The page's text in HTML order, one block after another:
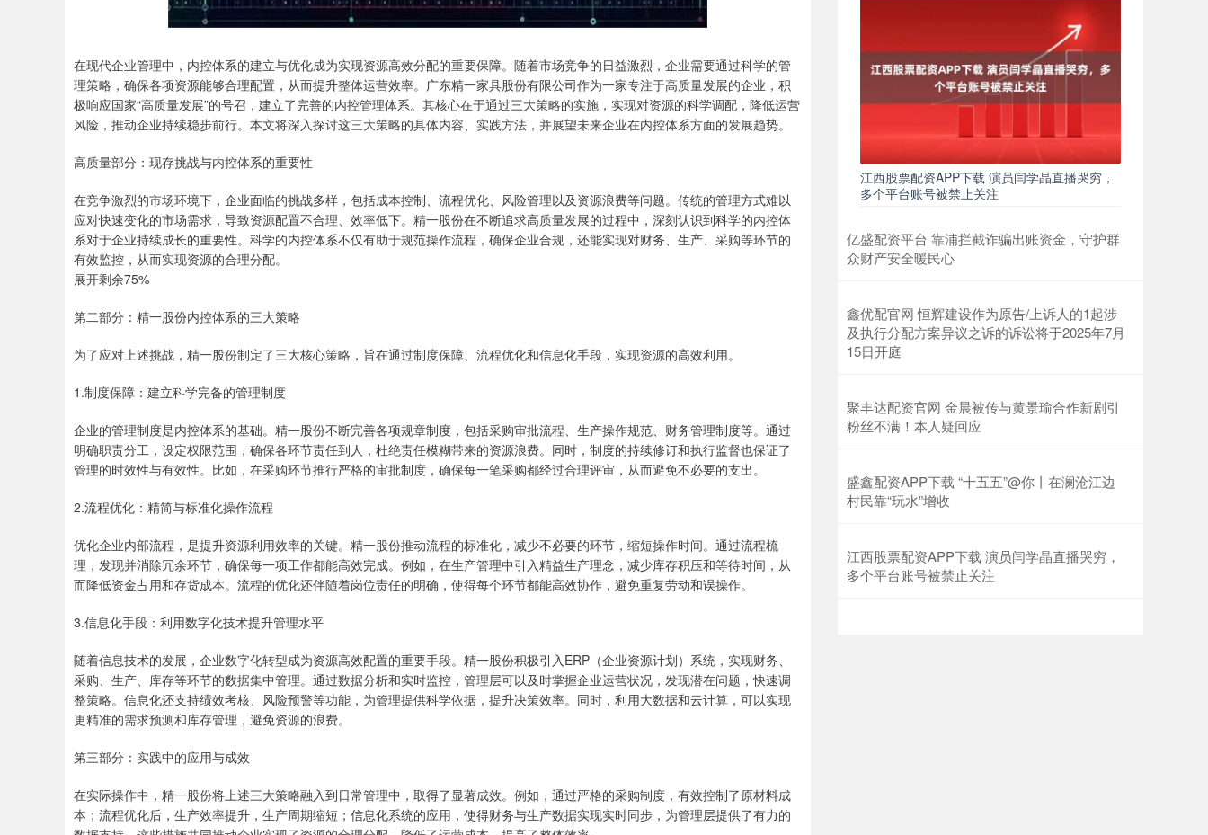
在现代企业管理中，内控体系的建立与优化成为实现资源高效分配的重要保障。随着市场竞争的日益激烈，企业需要通过科学的管
理策略，确保各项资源能够合理配置，从而提升整体运营效率。广东精一家具股份有限公司作为一家专注于高质量发展的企业，积
极响应国家“高质量发展”的号召，建立了完善的内控管理体系。其核心在于通过三大策略的实施，实现对资源的科学调配，降低运营
风险，推动企业持续稳步前行。本文将深入探讨这三大策略的具体内容、实践方法，并展望未来企业在内控体系方面的发展趋势。
高质量部分：现存挑战与内控体系的重要性
在竞争激烈的市场环境下，企业面临的挑战多样，包括成本控制、流程优化、风险管理以及资源浪费等问题。传统的管理方式难以
应对快速变化的市场需求，导致资源配置不合理、效率低下。精一股份在不断追求高质量发展的过程中，深刻认识到科学的内控体
系对于企业持续成长的重要性。科学的内控体系不仅有助于规范操作流程，确保企业合规，还能实现对财务、生产、采购等环节的
有效监控，从而实现资源的合理分配。
展开剩余75%
第二部分：精一股份内控体系的三大策略
为了应对上述挑战，精一股份制定了三大核心策略，旨在通过制度保障、流程优化和信息化手段，实现资源的高效利用。
1.制度保障：建立科学完备的管理制度
企业的管理制度是内控体系的基础。精一股份不断完善各项规章制度，包括采购审批流程、生产操作规范、财务管理制度等。通过
明确职责分工，设定权限范围，确保各环节责任到人，杜绝责任模糊带来的资源浪费。同时，制度的持续修订和执行监督也保证了
管理的时效性与有效性。比如，在采购环节推行严格的审批制度，确保每一笔采购都经过合理评审，从而避免不必要的支出。
2.流程优化：精简与标准化操作流程
优化企业内部流程，是提升资源利用效率的关键。精一股份推动流程的标准化，减少不必要的环节，缩短操作时间。通过流程梳
理，发现并消除冗余环节，确保每一项工作都能高效完成。例如，在生产管理中引入精益生产理念，减少库存积压和等待时间，从
而降低资金占用和存货成本。流程的优化还伴随着岗位责任的明确，使得每个环节都能高效协作，避免重复劳动和误操作。
3.信息化手段：利用数字化技术提升管理水平
随着信息技术的发展，企业数字化转型成为资源高效配置的重要手段。精一股份积极引入ERP（企业资源计划）系统，实现财务、
采购、生产、库存等环节的数据集中管理。通过数据分析和实时监控，管理层可以及时掌握企业运营状况，发现潜在问题，快速调
整策略。信息化还支持绩效考核、风险预警等功能，为管理提供科学依据，提升决策效率。同时，利用大数据和云计算，可以实现
更精准的需求预测和库存管理，避免资源的浪费。
第三部分：实践中的应用与成效
在实际操作中，精一股份将上述三大策略融入到日常管理中，取得了显著成效。例如，通过严格的采购制度，有效控制了原材料成
本；流程优化后，生产效率提升，生产周期缩短；信息化系统的应用，使得财务与生产数据实现实时同步，为管理层提供了有力的
江西股票配资APP下载 演员闫学晶直播哭穷，
多个平台账号被禁止关注
亿盛配资平台 靠浦拦截诈骗出账资金，守护群
众财产安全暖民心
鑫优配官网 恒辉建设作为原告/上诉人的1起涉
及执行分配方案异议之诉的诉讼将于2025年7月
15日开庭
聚丰达配资官网 金晨被传与黄景瑜合作新剧引
粉丝不满！本人疑回应
盛鑫配资APP下载 “十五五”@你丨在澜沧江边
村民靠“玩水”增收
江西股票配资APP下载 演员闫学晶直播哭穷，
多个平台账号被禁止关注